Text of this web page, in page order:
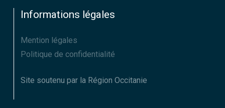
Informations légales
Mention légales
Politique de confidentialité
Site soutenu par la Région Occitanie